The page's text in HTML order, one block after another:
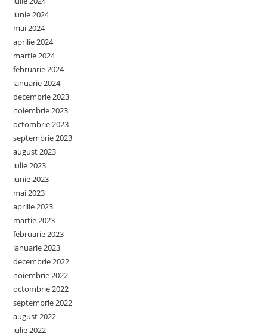
iunie 2024
mai 2024
aprilie 2024
martie 2024
februarie 2024
ianuarie 2024
decembrie 2023
noiembrie 2023
octombrie 2023
septembrie 2023
august 2023
iulie 2023
iunie 2023
mai 2023
aprilie 2023
martie 2023
februarie 2023
ianuarie 2023
decembrie 2022
noiembrie 2022
octombrie 2022
septembrie 2022
august 2022
iulie 2022